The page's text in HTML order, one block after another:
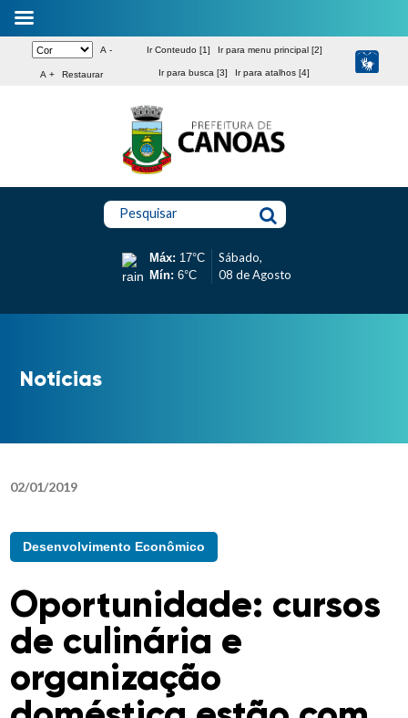
A -
A + Restaurar
Ir Conteudo [1] Ir para menu principal [2]
Ir para busca [3] Ir para atalhos [4]
Pesquisar
Máx: 17°C
Mín: 6°C
Sábado,
08 de Agosto
Notícias
02/01/2019
Desenvolvimento Econômico
Oportunidade: cursos
de culinária e
organização